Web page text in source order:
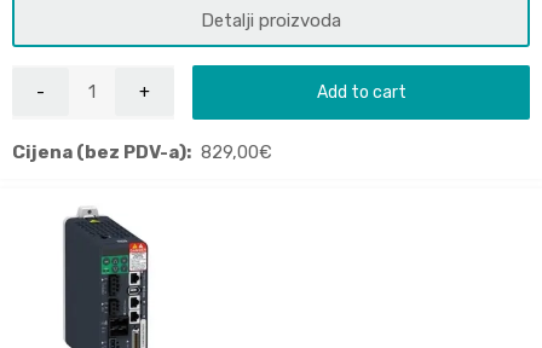
Detalji proizvoda
Add to cart
Cijena (bez PDV-a): 829,00€